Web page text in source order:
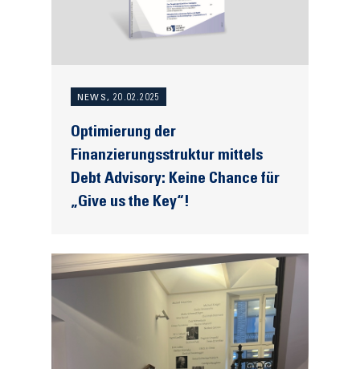
NEWS, 20.02.2025
Optimierung der
Finanzierungsstruktur mittels
Debt Advisory: Keine Chance für
„Give us the Key“!